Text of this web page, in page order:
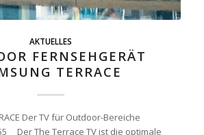
AKTUELLES
FERNSEHGERÄT
TERRACE
Der TV für Outdoor-Bereiche
Der The Terrace TV ist die optimale